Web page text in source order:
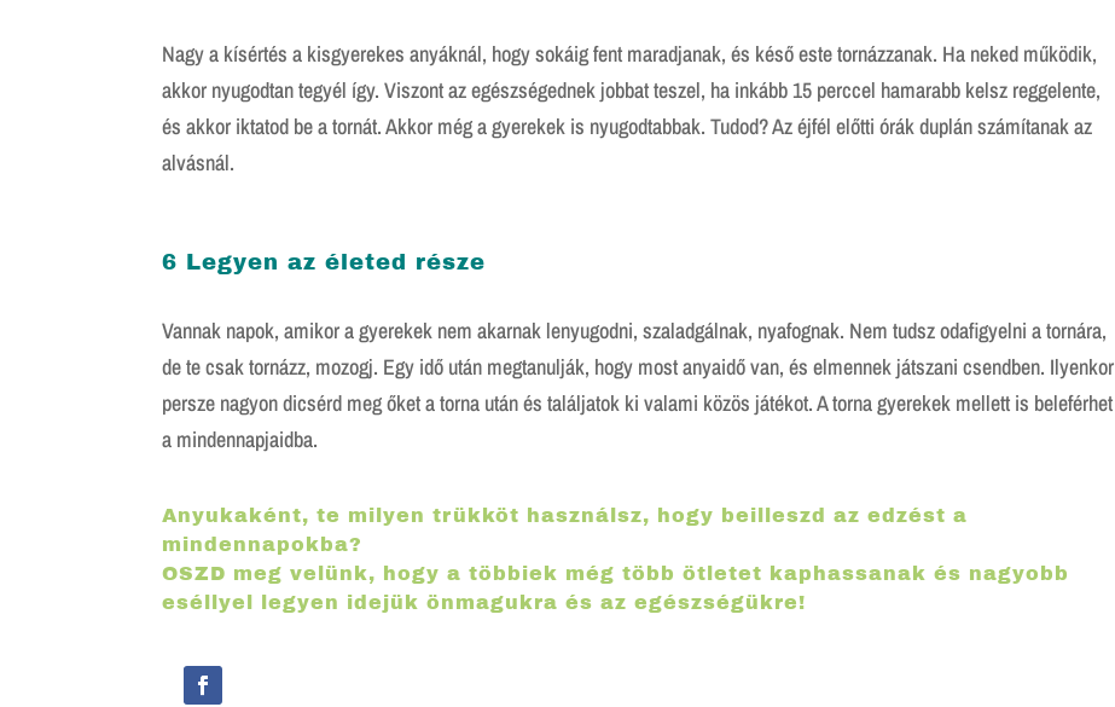
Nagy a kísértés a kisgyerekes anyáknál, hogy sokáig fent maradjanak, és késő este tornázzanak. Ha neked működik,
akkor nyugodtan tegyél így. Viszont az egészségednek jobbat teszel, ha inkább 15 perccel hamarabb kelsz reggelente,
és akkor iktatod be a tornát. Akkor még a gyerekek is nyugodtabbak. Tudod? Az éjfél előtti órák duplán számítanak az
alvásnál.
6 Legyen az életed része
Vannak napok, amikor a gyerekek nem akarnak lenyugodni, szaladgálnak, nyafognak. Nem tudsz odafigyelni a tornára,
de te csak tornázz, mozogj. Egy idő után megtanulják, hogy most anyaidő van, és elmennek játszani csendben. Ilyenkor
persze nagyon dicsérd meg őket a torna után és találjatok ki valami közös játékot. A torna gyerekek mellett is beleférhet
a mindennapjaidba.
Anyukaként, te milyen trükköt használsz, hogy beilleszd az edzést a
mindennapokba?
OSZD meg velünk, hogy a többiek még több ötletet kaphassanak és nagyobb
eséllyel legyen idejük önmagukra és az egészségükre!